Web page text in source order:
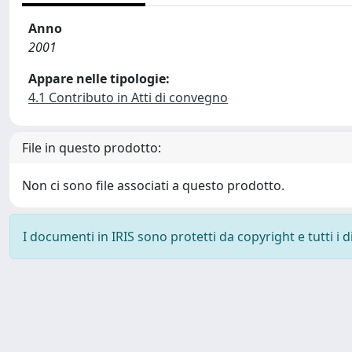
Anno
2001
Appare nelle tipologie:
4.1 Contributo in Atti di convegno
File in questo prodotto:
Non ci sono file associati a questo prodotto.
I documenti in IRIS sono protetti da copyright e tutti i